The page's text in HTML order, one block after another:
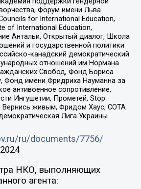
Форум имени Льва
for International Education,
of International Education,
Антальи, Открытый диалог, Школа
и государственной политики
канадский демократический
отношений им Нормана
Свобод, Фонд Бориса
Фонд имени Фридриха Науманна за
антивоенное сопротивление,
Ингушетии, Прометей, Stop
Вернись живым, Фридом Хаус, СОТА
Лига Украины
ru/documents/7756/
НКО, выполняющих
агента: